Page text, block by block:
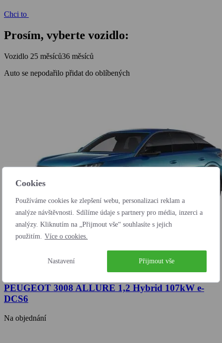
Cookies
Používáme cookies ke zlepšení webu, personalizaci reklam a
analýze návštěvnosti. Sdílíme údaje s partnery pro média, inzerci a
analýzy. Kliknutím na „Přijmout vše“ souhlasíte s jejich
použitím. Více o cookies.
Nastavení Přijmout vše
Chci to
Prosím, vyberte vozidlo:
Vozidlo 25 měsíců36 měsíců
Auto se nepodařilo přidat do oblíbených
PEUGEOT 3008 ALLURE 1,2 Hybrid 107kW e-
DCS6
Na objednání